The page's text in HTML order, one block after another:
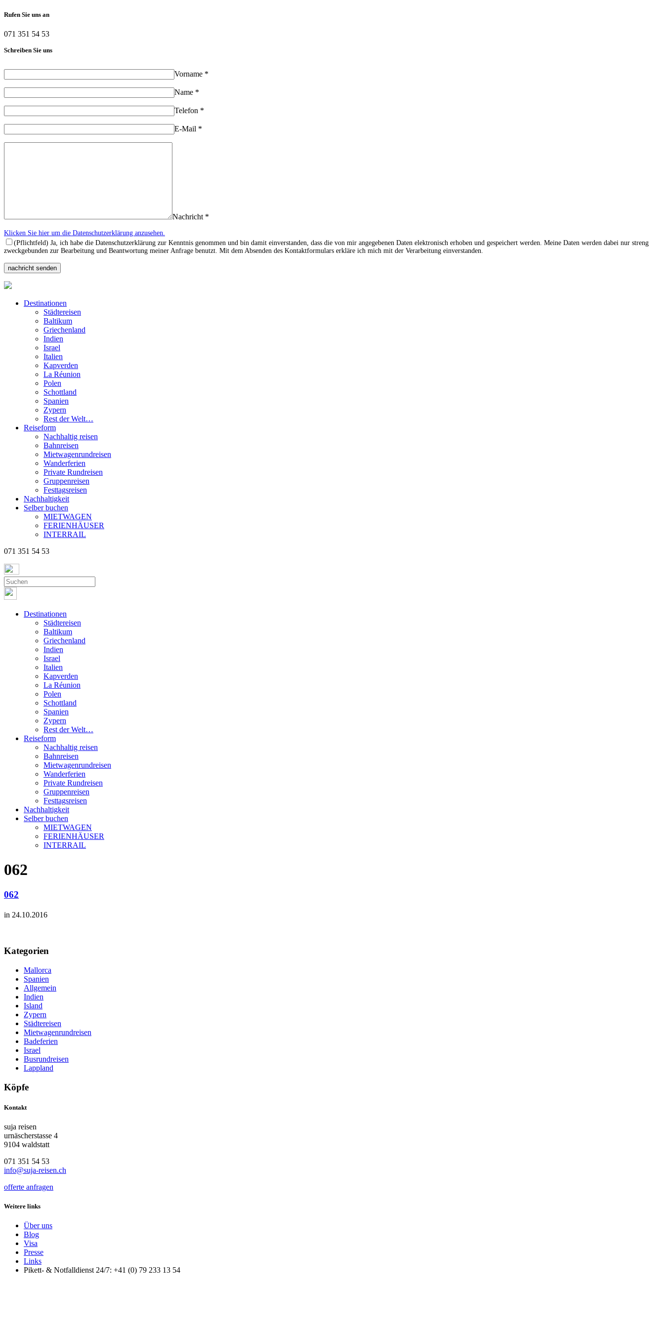
Rufen Sie uns an
071 351 54 53
Schreiben Sie uns
Vorname *
Name *
Telefon *
E-Mail *
Nachricht *
Klicken Sie hier um die Datenschutzerklärung anzusehen.
(Pflichtfeld) Ja, ich habe die Datenschutzerklärung zur Kenntnis genommen und bin damit einverstanden, dass die von mir angegebenen Daten elektronisch erhoben und gespeichert werden. Meine Daten werden dabei nur streng
zweckgebunden zur Bearbeitung und Beantwortung meiner Anfrage benutzt. Mit dem Absenden des Kontaktformulars erkläre ich mich mit der Verarbeitung einverstanden.
Destinationen
Städtereisen
Baltikum
Griechenland
Indien
Israel
Italien
Kapverden
La Réunion
Polen
Schottland
Spanien
Zypern
Rest der Welt…
Reiseform
Nachhaltig reisen
Bahnreisen
Mietwagenrundreisen
Wanderferien
Private Rundreisen
Gruppenreisen
Festtagsreisen
Nachhaltigkeit
Selber buchen
MIETWAGEN
FERIENHÄUSER
INTERRAIL
071 351 54 53
Destinationen
Städtereisen
Baltikum
Griechenland
Indien
Israel
Italien
Kapverden
La Réunion
Polen
Schottland
Spanien
Zypern
Rest der Welt…
Reiseform
Nachhaltig reisen
Bahnreisen
Mietwagenrundreisen
Wanderferien
Private Rundreisen
Gruppenreisen
Festtagsreisen
Nachhaltigkeit
Selber buchen
MIETWAGEN
FERIENHÄUSER
INTERRAIL
062
062
in 24.10.2016
Kategorien
Mallorca
Spanien
Allgemein
Indien
Island
Zypern
Städtereisen
Mietwagenrundreisen
Badeferien
Israel
Busrundreisen
Lappland
Köpfe
Kontakt
suja reisen
urnäscherstasse 4
9104 waldstatt
071 351 54 53
info@suja-reisen.ch
offerte anfragen
Weitere links
Über uns
Blog
Visa
Presse
Links
Pikett- & Notfalldienst 24/7: +41 (0) 79 233 13 54